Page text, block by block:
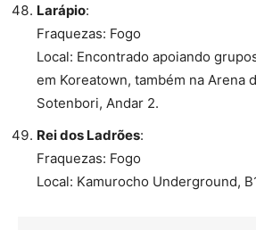
Larápio:
Fraquezas: Fogo
Local: Encontrado apoiando
em Koreatown, também na Arena
Sotenbori, Andar 2.
Rei dos Ladrões:
Fraquezas: Fogo
Local: Kamurocho Underground,